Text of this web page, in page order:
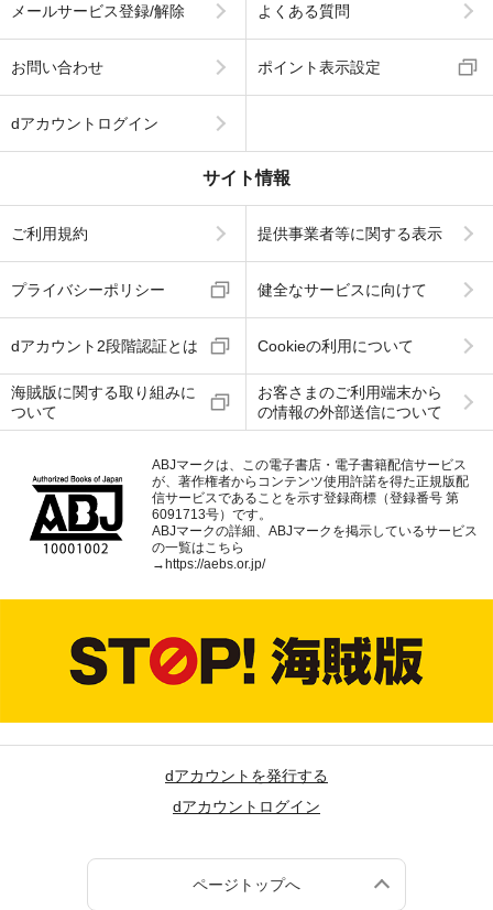
メールサービス登録/解除 よくある質問
お問い合わせ ポイント表示設定
dアカウントログイン
サイト情報
ご利用規約 提供事業者等に関する表示
プライバシーポリシー 健全なサービスに向けて
dアカウント2段階認証とは Cookieの利用について
海賊版に関する取り組みに
ついて
お客さまのご利用端末から
の情報の外部送信について
ABJマークは、この電子書店・電子書籍配信サービス
が、著作権者からコンテンツ使用許諾を得た正規版配
信サービスであることを示す登録商標（登録番号 第
6091713号）です。
ABJマークの詳細、ABJマークを掲示しているサービス
の一覧はこちら
→https://aebs.or.jp/
dアカウントを発行する
dアカウントログイン
ページトップへ